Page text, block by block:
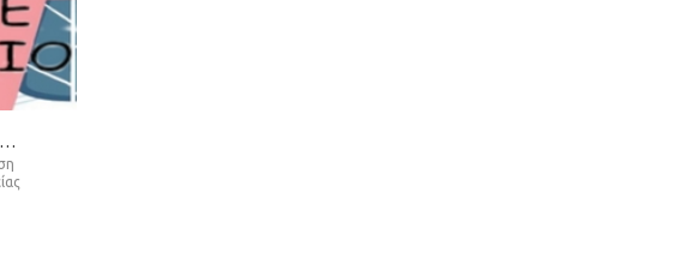
«ΜΈΝΟΥΜΕ ΣΤΟ ΥΠΝΩΤΉΡΙΟ». ΕΝΗΜΈΡΩΣΗ ΓΙΑ ΤΟΥΣ ΆΣΤΕΓΟΥΣ ΣΥΜΠΟΛΊΤΕΣ ΜΑΣ